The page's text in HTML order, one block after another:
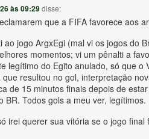
às 09:29disse:
que a FIFA favorece aos
ao jogo ArgxEgi (mal vi os jogos do
momentos; vi um pênalti a
legítimo do Egito anulado, só que o
resultou no gol, interpretação
de 15 minutos finais depois de
BR. Todos gols a meu ver, legítimos.
irei querer sua vitória se o jogo final